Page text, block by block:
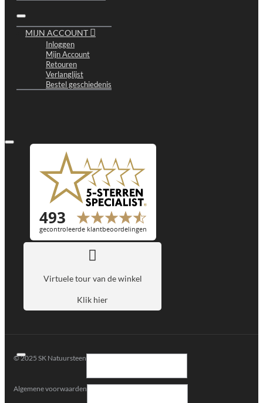
MIJN ACCOUNT
Inloggen
Mijn Account
Retouren
Verlanglijst
Bestel geschiedenis
Virtuele tour van de winkel
Klik hier
© 2025 SK Natuursteen
Algemene voorwaarden